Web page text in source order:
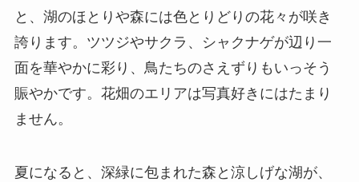
と、湖のほとりや森には色とりどりの花々が咲き
誇ります。ツツジやサクラ、シャクナゲが辺り一
面を華やかに彩り、鳥たちのさえずりもいっそう
賑やかです。花畑のエリアは写真好きにはたまり
ません。
夏になると、深緑に包まれた森と涼しげな湖が、